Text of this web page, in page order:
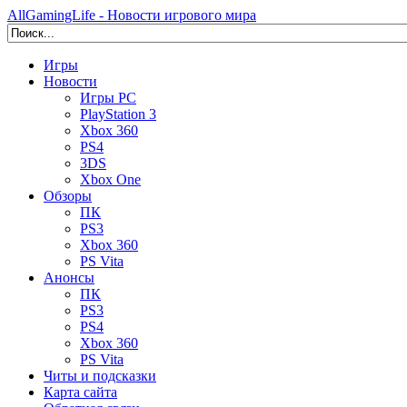
AllGamingLife - Новости игрового мира
Игры
Новости
Игры PC
PlayStation 3
Xbox 360
PS4
3DS
Xbox One
Обзоры
ПК
PS3
Xbox 360
PS Vita
Анонсы
ПК
PS3
PS4
Xbox 360
PS Vita
Читы и подсказки
Карта сайта